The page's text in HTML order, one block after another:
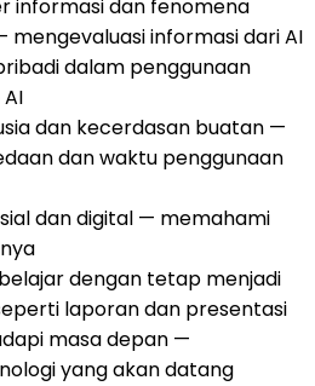
informasi dan fenomena
mengevaluasi informasi dari AI
dalam penggunaan
dan kecerdasan buatan —
dan waktu penggunaan
dan digital — memahami
dengan tetap menjadi
laporan dan presentasi
masa depan —
yang akan datang